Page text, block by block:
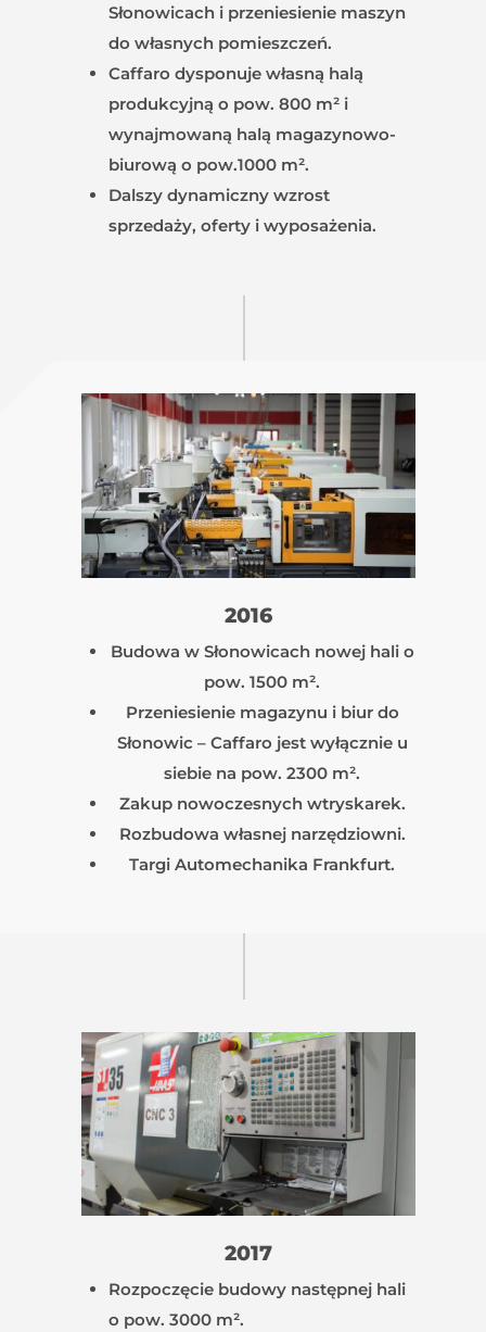
Słonowicach i przeniesienie maszyn
do własnych pomieszczeń.
Caffaro dysponuje własną halą
produkcyjną o pow. 800 m² i
wynajmowaną halą magazynowo-
biurową o pow.1000 m².
Dalszy dynamiczny wzrost
sprzedaży, oferty i wyposażenia.
2016
Budowa w Słonowicach nowej hali o
pow. 1500 m².
Przeniesienie magazynu i biur do
Słonowic – Caffaro jest wyłącznie u
siebie na pow. 2300 m².
Zakup nowoczesnych wtryskarek.
Rozbudowa własnej narzędziowni.
Targi Automechanika Frankfurt.
2017
Rozpoczęcie budowy następnej hali
o pow. 3000 m².